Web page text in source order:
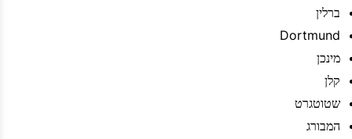
ברלין
Dortmund
מינכן
קלן
שטוטגרט
המבורג